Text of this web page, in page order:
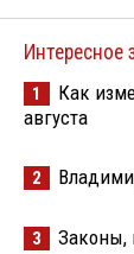
Интересное
1
Как
августа
2
3 Законы,